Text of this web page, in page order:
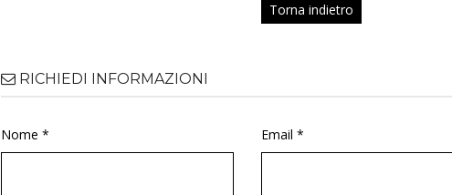
Torna indietro
RICHIEDI INFORMAZIONI
Nome * Email *